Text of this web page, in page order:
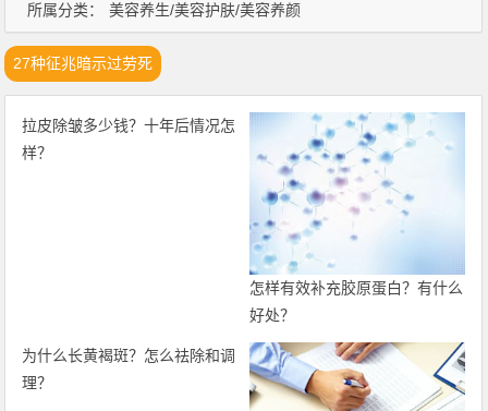
所属分类： 美容养生/美容护肤/美容养颜
27种征兆暗示过劳死
怎样有效补充胶原蛋白？有什么
好处？
为什么长黄褐斑？怎么祛除和调
理？